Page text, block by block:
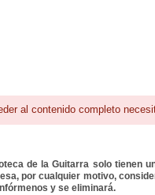
al contenido completo
de la Guitarra solo tienen
por cualquier motivo,
y se eliminará.